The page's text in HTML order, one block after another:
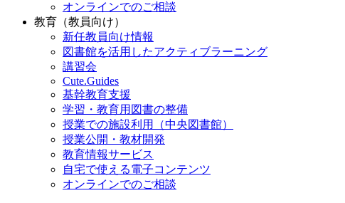
オンラインでのご相談
教育（教員向け）
新任教員向け情報
図書館を活用したアクティブラーニング
講習会
Cute.Guides
基幹教育支援
学習・教育用図書の整備
授業での施設利用（中央図書館）
授業公開・教材開発
教育情報サービス
自宅で使える電子コンテンツ
オンラインでのご相談